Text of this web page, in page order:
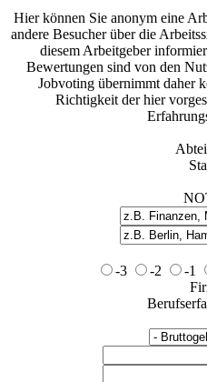
Hier können Sie anonym eine
andere Besucher über die
diesem Arbeitgeber
Bewertungen sind von den
Jobvoting übernimmt daher
Richtigkeit der hier
-3 -2 -1